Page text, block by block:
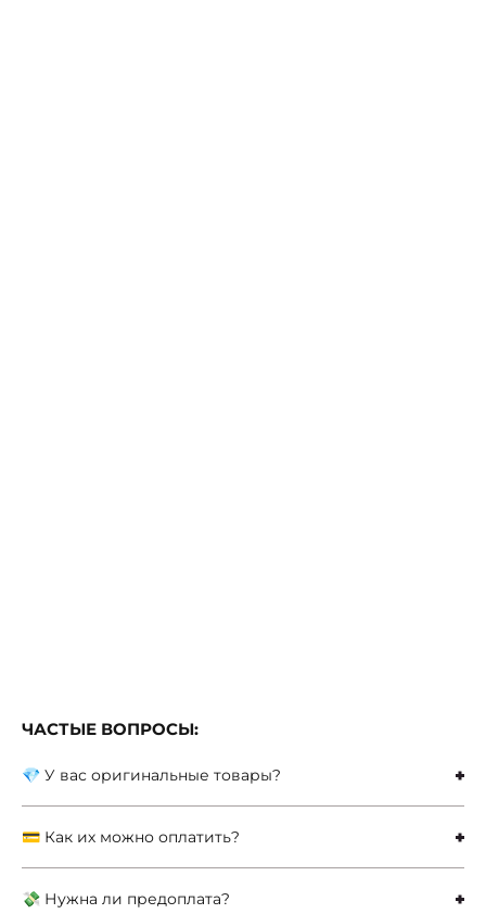
ЧАСТЫЕ ВОПРОСЫ:
💎 У вас оригинальные товары?
💳 Как их можно оплатить?
💸 Нужна ли предоплата?